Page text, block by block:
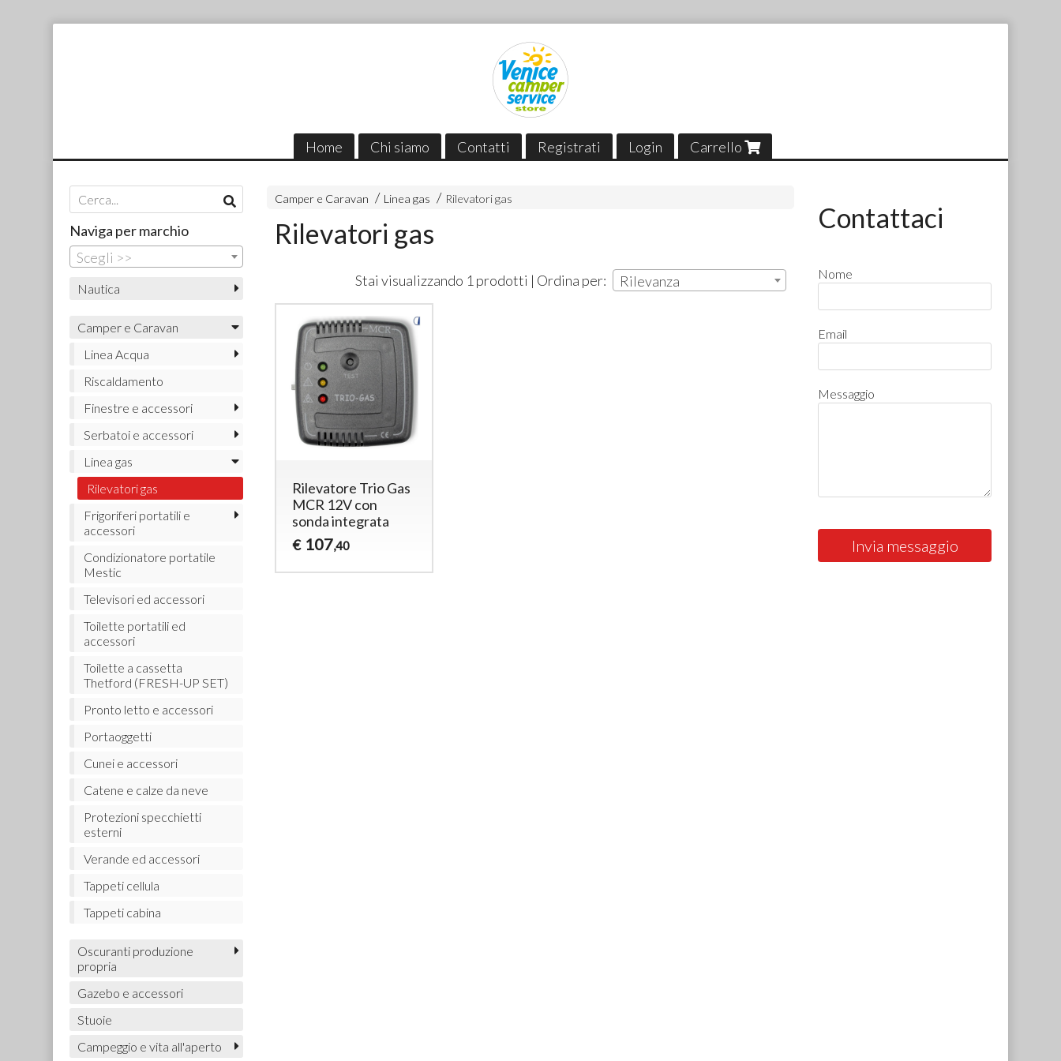
Home Chi siamo Contatti Registrati Login Carrello
Camper e Caravan Linea gas Rilevatori gas
Rilevatori gas
Stai visualizzando 1 prodotti | Ordina per: Rilevanza
Rilevatore Trio Gas
MCR 12V con
sonda integrata
€ 107,40
Naviga per marchio
Scegli >>
Nautica
Camper e Caravan
Linea Acqua
Riscaldamento
Finestre e accessori
Serbatoi e accessori
Linea gas
Rilevatori gas
Frigoriferi portatili e
accessori
Condizionatore portatile
Mestic
Televisori ed accessori
Toilette portatili ed
accessori
Toilette a cassetta
Thetford (FRESH-UP SET)
Pronto letto e accessori
Portaoggetti
Cunei e accessori
Catene e calze da neve
Protezioni specchietti
esterni
Verande ed accessori
Tappeti cellula
Tappeti cabina
Oscuranti produzione
propria
Gazebo e accessori
Stuoie
Campeggio e vita all'aperto
Contattaci
Nome
Email
Messaggio
Invia messaggio